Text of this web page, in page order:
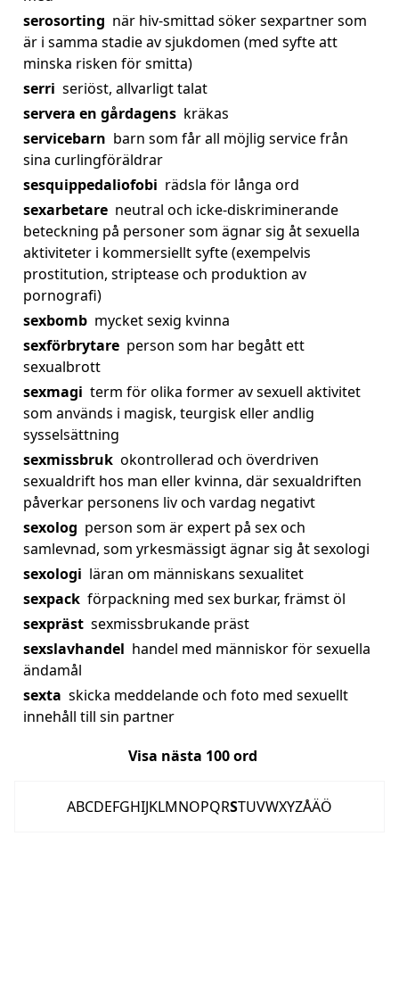
serosorting när hiv-smittad söker sexpartner som
är i samma stadie av sjukdomen (med syfte att
minska risken för smitta)
serri seriöst, allvarligt talat
servera en gårdagens kräkas
servicebarn barn som får all möjlig service från
sina curlingföräldrar
sesquippedaliofobi rädsla för långa ord
sexarbetare neutral och icke-diskriminerande
beteckning på personer som ägnar sig åt sexuella
aktiviteter i kommersiellt syfte (exempelvis
prostitution, striptease och produktion av
pornografi)
sexbomb mycket sexig kvinna
sexförbrytare person som har begått ett
sexualbrott
sexmagi term för olika former av sexuell aktivitet
som används i magisk, teurgisk eller andlig
sysselsättning
sexmissbruk okontrollerad och överdriven
sexualdrift hos man eller kvinna, där sexualdriften
påverkar personens liv och vardag negativt
sexolog person som är expert på sex och
samlevnad, som yrkesmässigt ägnar sig åt sexologi
sexologi läran om människans sexualitet
sexpack förpackning med sex burkar, främst öl
sexpräst sexmissbrukande präst
sexslavhandel handel med människor för sexuella
ändamål
sexta skicka meddelande och foto med sexuellt
innehåll till sin partner
Visa nästa 100ord
ABCDEFGHIJKLMNOPQRSTUVWXYZÅÄÖ